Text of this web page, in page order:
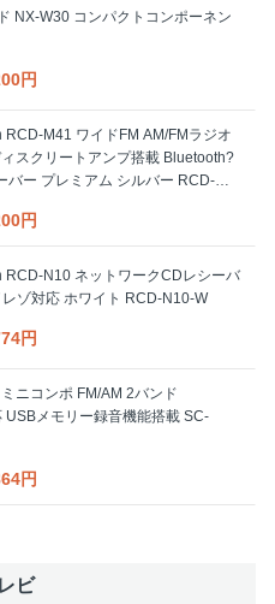
NX-W30 コンパクトコンポーネン
円
RCD-M41 ワイドFM AM/FMラジオ
スクリートアンプ搭載 Bluetooth?
バー プレミアム シルバー RCD-
円
RCD-N10 ネットワークCDレシーバ
ゾ対応 ホワイト RCD-N10-W
円
ニコンポ FM/AM 2バンド
USBメモリー録音機能搭載 SC-
円
ビ